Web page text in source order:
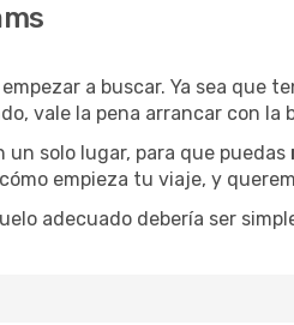
a buscar. Ya sea que
vale la pena arrancar con la
un solo lugar, para que puedas
empieza tu viaje, y
adecuado debería ser